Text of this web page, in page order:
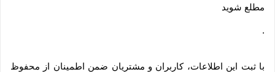
مطلع شوید
.
با ثبت این اطلاعات، کاربران و مشتریان ضمن اطمینان از محفوظ